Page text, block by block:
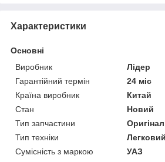
Характеристики
Основні
Виробник
Лідер
Гарантійний термін
24 міс
Країна виробник
Китай
Стан
Новий
Тип запчастини
Оригінал
Тип техніки
Сумісність з маркою
УАЗ